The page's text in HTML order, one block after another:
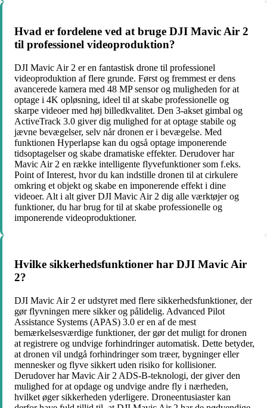
Hvad er fordelene ved at bruge DJI Mavic Air 2
til professionel videoproduktion?
DJI Mavic Air 2 er en fantastisk drone til professionel
videoproduktion af flere grunde. Først og fremmest er dens
avancerede kamera med 48 MP sensor og muligheden for at
optage i 4K opløsning, ideel til at skabe professionelle og
skarpe videoer med høj billedkvalitet. Den 3-akset gimbal og
ActiveTrack 3.0 giver dig mulighed for at optage stabile og
jævne bevægelser, selv når dronen er i bevægelse. Med
funktionen Hyperlapse kan du også optage imponerende
tidsoptagelser og skabe dramatiske effekter. Derudover har
Mavic Air 2 en række intelligente flyvefunktioner som f.eks.
Point of Interest, hvor du kan indstille dronen til at cirkulere
omkring et objekt og skabe en imponerende effekt i dine
videoer. Alt i alt giver DJI Mavic Air 2 dig alle værktøjer og
funktioner, du har brug for til at skabe professionelle og
imponerende videoproduktioner.
Hvilke sikkerhedsfunktioner har DJI Mavic Air
2?
DJI Mavic Air 2 er udstyret med flere sikkerhedsfunktioner, der
gør flyvningen mere sikker og pålidelig. Advanced Pilot
Assistance Systems (APAS) 3.0 er en af ​​de mest
bemærkelsesværdige funktioner, der gør det muligt for dronen
at registrere og undvige forhindringer automatisk. Dette betyder,
at dronen vil undgå forhindringer som træer, bygninger eller
mennesker og flyve sikkert uden risiko for kollisioner.
Derudover har Mavic Air 2 ADS-B-teknologi, der giver den
mulighed for at opdage og undvige andre fly i nærheden,
hvilket øger sikkerheden yderligere. Droneentusiaster kan